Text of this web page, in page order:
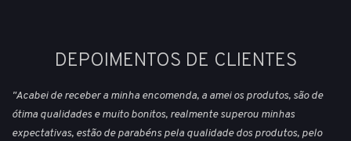
DEPOIMENTOS DE CLIENTES
"Acabei de receber a minha encomenda, a amei os produtos, são de
ótima qualidades e muito bonitos, realmente superou minhas
expectativas, estão de parabéns pela qualidade dos produtos, pelo